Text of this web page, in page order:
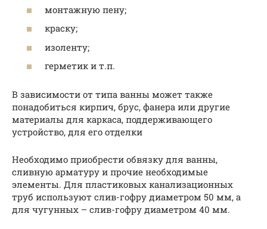
монтажную пену;
краску;
изоленту;
герметик и т.п.
В зависимости от типа ванны может также
понадобиться кирпич, брус, фанера или другие
материалы для каркаса, поддерживающего
устройство, для его отделки
Необходимо приобрести обвязку для ванны,
сливную арматуру и прочие необходимые
элементы. Для пластиковых канализационных
труб используют слив-гофру диаметром 50 мм, а
для чугунных – слив-гофру диаметром 40 мм.